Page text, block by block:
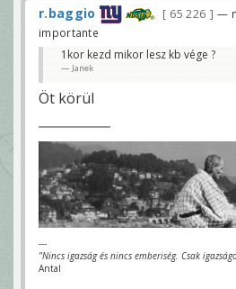
r.baggio 65 226
—
importante
1kor kezd mikor lesz kb vége ?
Janek
Öt körül
---
"Nincs igazság és nincs emberiség. Csak
Antal